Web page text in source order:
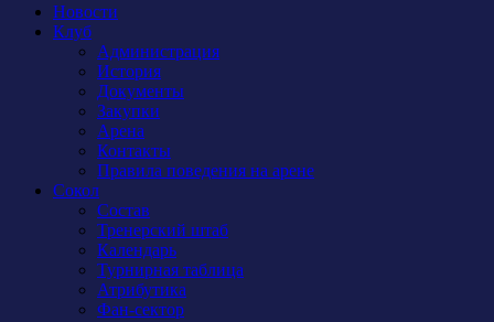
Новости
Клуб
Администрация
История
Документы
Закупки
Арена
Контакты
Правила поведения на арене
Сокол
Состав
Тренерский штаб
Календарь
Турнирная таблица
Атрибутика
Фан-сектор